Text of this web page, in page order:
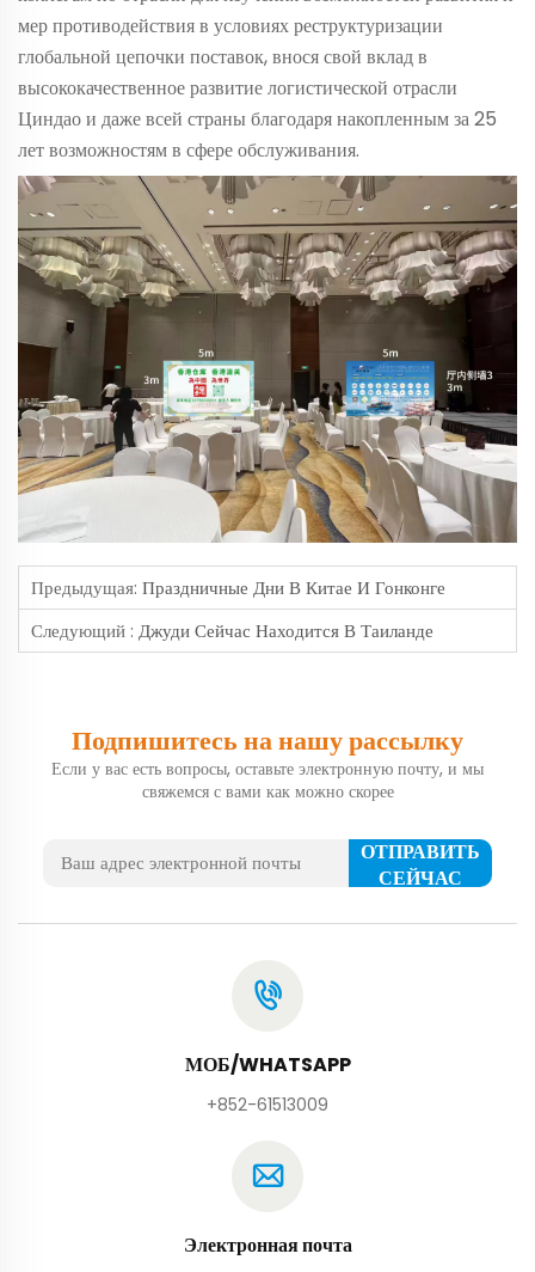
мер противодействия в условиях реструктуризации
глобальной цепочки поставок, внося свой вклад в
высококачественное развитие логистической отрасли
Циндао и даже всей страны благодаря накопленным за 25
лет возможностям в сфере обслуживания.
Предыдущая: Праздничные Дни В Китае И Гонконге
Следующий : Джуди Сейчас Находится В Таиланде
Подпишитесь на нашу рассылку
Если у вас есть вопросы, оставьте электронную почту, и мы
свяжемся с вами как можно скорее
ОТПРАВИТЬ
СЕЙЧАС
МОБ/WHATSAPP
+852-61513009
Электронная почта